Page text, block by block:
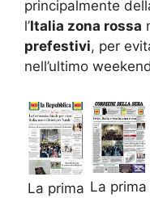
principalmente
l’Italia zona rossa
prefestivi, per
nell’ultimo
La prima La prima